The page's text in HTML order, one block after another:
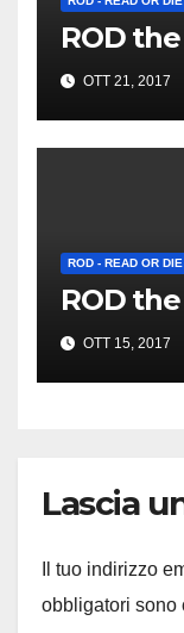
ROD the
OTT 21, 2017
ROD - READ OR
ROD the
OTT 15, 2017
Lascia
Il tuo indirizzo
obbligatori sono